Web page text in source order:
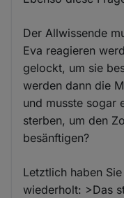
Der Allwissende
Eva reagieren
gelockt, um sie
werden dann die
und musste sogar
sterben, um den
besänftigen?
Letztlich haben
wiederholt: >Das